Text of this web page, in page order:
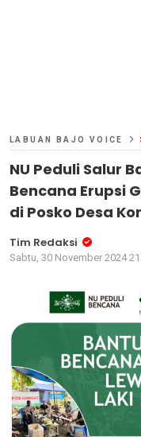
LABUAN BAJO VOICE
NU Peduli Salur
Bencana Erupsi
di Posko Desa
Tim Redaksi
Sabtu, 30 November 2024